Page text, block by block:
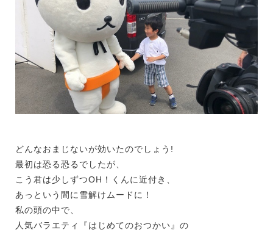
どんなおまじないが効いたのでしょう!
最初は恐る恐るでしたが、
こう君は少しずつOH！くんに近付き、
あっという間に雪解けムードに！
私の頭の中で、
人気バラエティ『はじめてのおつかい』の